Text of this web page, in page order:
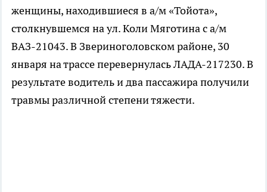
женщины, находившиеся в а/м «Тойота»,
столкнувшемся на ул. Коли Мяготина с а/м
ВАЗ-21043. В Звериноголовском районе, 30
января на трассе перевернулась ЛАДА-217230. В
результате водитель и два пассажира получили
травмы различной степени тяжести.